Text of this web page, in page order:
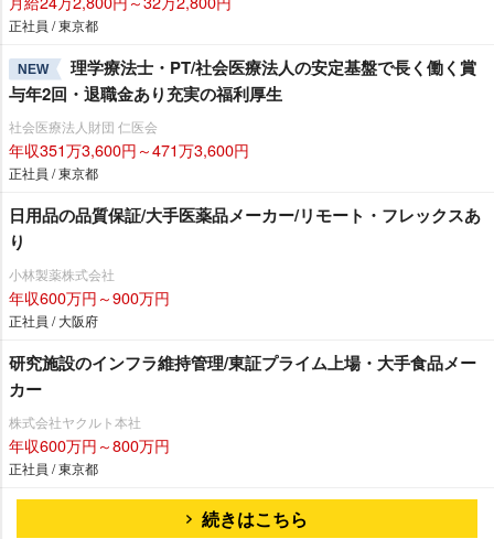
正社員 / 東京都
NEW
理学療法士・PT/社会医療法人の安定基盤で長く働く賞
与年2回・退職金あり充実の福利厚生
社会医療法人財団 仁医会
年収351万3,600円～471万3,600円
正社員 / 東京都
日用品の品質保証/大手医薬品メーカー/リモート・フレックスあ
り
小林製薬株式会社
年収600万円～900万円
正社員 / 大阪府
研究施設のインフラ維持管理/東証プライム上場・大手食品メー
カー
株式会社ヤクルト本社
年収600万円～800万円
正社員 / 東京都
続きはこちら